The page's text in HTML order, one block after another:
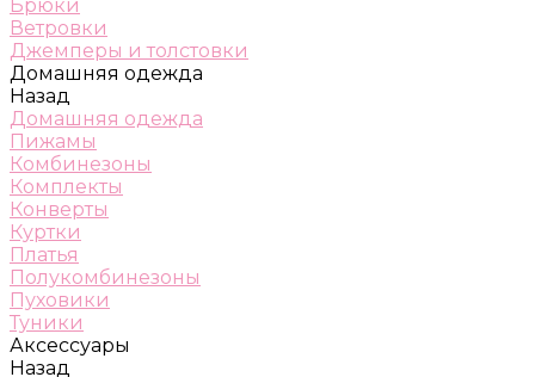
Брюки
Ветровки
Джемперы и толстовки
Домашняя одежда
Назад
Домашняя одежда
Пижамы
Комбинезоны
Комплекты
Конверты
Куртки
Платья
Полукомбинезоны
Пуховики
Туники
Аксессуары
Назад